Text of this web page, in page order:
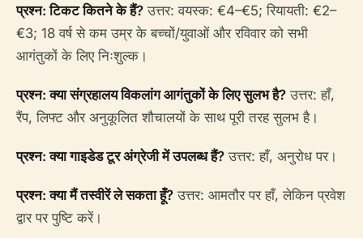
प्रश्न: टिकट कितने के हैं? उत्तर: वयस्क: €4–€5; रियायती: €2–
€3; 18 वर्ष से कम उम्र के बच्चों/युवाओं और रविवार को सभी
आगंतुकों के लिए निःशुल्क।
प्रश्न: क्या संग्रहालय विकलांग आगंतुकों के लिए सुलभ है? उत्तर: हाँ,
रैंप, लिफ्ट और अनुकूलित शौचालयों के साथ पूरी तरह सुलभ है।
प्रश्न: क्या गाइडेड टूर अंग्रेजी में उपलब्ध हैं? उत्तर: हाँ, अनुरोध पर।
प्रश्न: क्या मैं तस्वीरें ले सकता हूँ? उत्तर: आमतौर पर हाँ, लेकिन प्रवेश
द्वार पर पुष्टि करें।